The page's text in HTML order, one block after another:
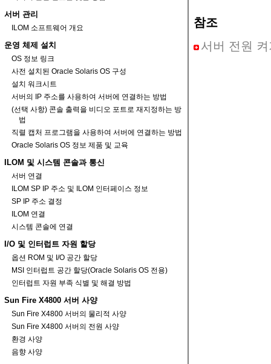
서버 관리
ILOM 소프트웨어 개요
운영 체제 설치
OS 정보 링크
사전 설치된 Oracle Solaris OS 구성
설치 워크시트
서버의 IP 주소를 사용하여 서버에 연결하는 방법
(선택 사항) 콘솔 출력을 비디오 포트로 재지정하는 방
법
직렬 캡처 프로그램을 사용하여 서버에 연결하는 방법
Oracle Solaris OS 정보 제품 및 교육
ILOM 및 시스템 콘솔과 통신
서버 연결
ILOM SP IP 주소 및 ILOM 인터페이스 정보
SP IP 주소 결정
ILOM 연결
시스템 콘솔에 연결
I/O 및 인터럽트 자원 할당
옵션 ROM 및 I/O 공간 할당
MSI 인터럽트 공간 할당(Oracle Solaris OS 전용)
인터럽트 자원 부족 식별 및 해결 방법
Sun Fire X4800 서버 사양
Sun Fire X4800 서버의 물리적 사양
Sun Fire X4800 서버의 전원 사양
환경 사양
음향 사양
참조
서버 전원